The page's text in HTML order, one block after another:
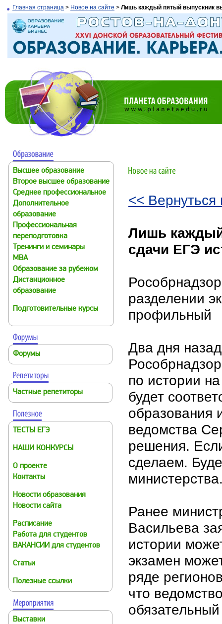
Главная страница > Новое на сайте > Лишь каждый пятый выпускник
Высшее образование
Второе высшее образование
Среднее профессиональное
Дополнительное
образование
Профессиональная
переподготовка
Тренинги и семинары
MBA
Образование за рубежом
Дистанционное
образование
Подготовительные курсы
Форумы
Частные репетиторы
ТЕСТЫ ЕГЭ
НАШИ КОНКУРСЫ
О проекте
Контакты
Новости образования
Новости сайта
Расписание
Работа для студентов
ВАКАНСИИ для студентов
Статьи
Полезные ссылки
Выставки
<< Вернуться
Лишь
сдачи ЕГЭ
разделении
профильный
Два дня
по истории
будет
образования
ведомства
решения.
сделаем.
Ранее
Васильева
истории
экзамен
ряде
что